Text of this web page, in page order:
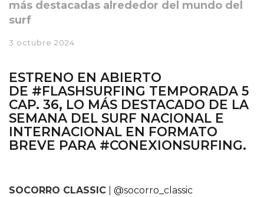
más destacadas alrededor del mundo del
surf
3 octubre 2024
ESTRENO EN ABIERTO
DE #FLASHSURFING TEMPORADA 5
CAP. 36, LO MÁS DESTACADO DE LA
SEMANA DEL SURF NACIONAL E
INTERNACIONAL EN FORMATO
BREVE PARA #CONEXIONSURFING.
SOCORRO CLASSIC @socorro_classic